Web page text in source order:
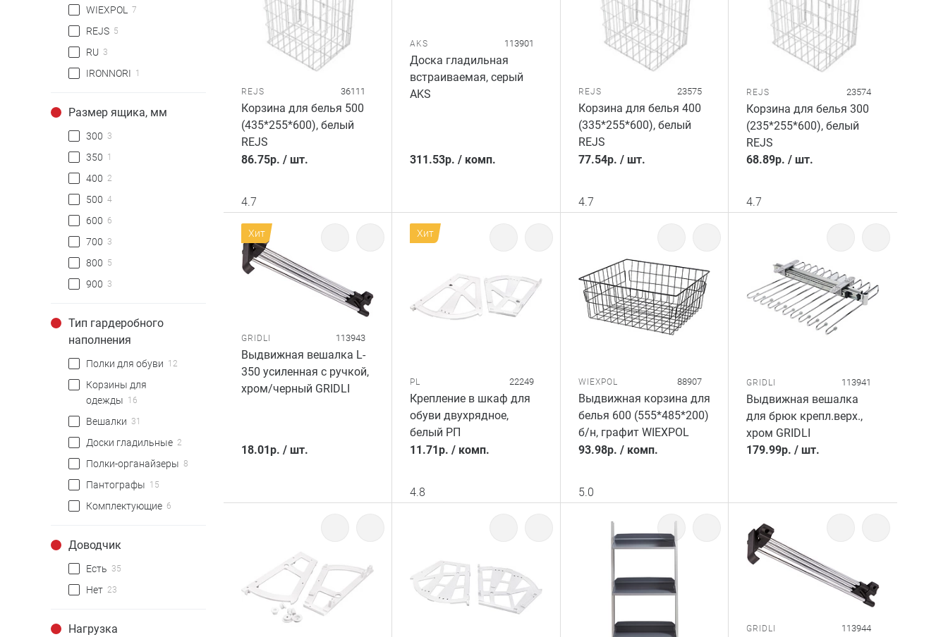
WIEXPOL 7
REJS 5
RU 3
IRONNORI 1
Размер ящика, мм
300 3
350 1
400 2
500 4
600 6
700 3
800 5
900 3
Тип гардеробного
наполнения
Полки для обуви 12
Корзины для
одежды 16
Вешалки 31
Доски гладильные 2
Полки-органайзеры 8
Пантографы 15
Комплектующие 6
Доводчик
Есть 35
Нет 23
Нагрузка
REJS 36111
Корзина для белья 500
(435*255*600), белый
REJS
86.75р. / шт.
4.7
AKS 113901
Доска гладильная
встраиваемая, серый
AKS
311.53р. / комп.
REJS 23575
Корзина для белья 400
(335*255*600), белый
REJS
77.54р. / шт.
4.7
REJS 23574
Корзина для белья 300
(235*255*600), белый
REJS
68.89р. /шт.
4.7
Хит
GRIDLI 113943
Выдвижная вешалка L-
350 усиленная с ручкой,
хром/черный GRIDLI
18.01р. / шт.
Хит
PL 22249
Крепление в шкаф для
обуви двухрядное,
белый РП
11.71р. / комп.
4.8
WIEXPOL 88907
Выдвижная корзина для
белья 600 (555*485*200)
б/н, графит WIEXPOL
93.98р. / комп.
5.0
GRIDLI 113941
Выдвижная вешалка
для брюк крепл.верх.,
хром GRIDLI
179.99р. /шт.
GRIDLI 113944